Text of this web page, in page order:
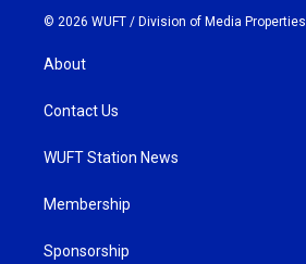
© 2026 WUFT / Division of Media Properties
About
Contact Us
WUFT Station News
Membership
Sponsorship